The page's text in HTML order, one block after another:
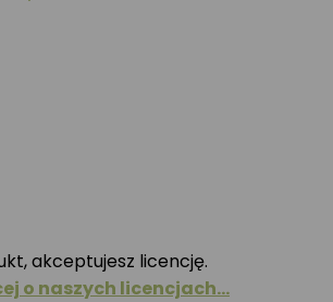
akceptujesz licencję.
o naszych licencjach…